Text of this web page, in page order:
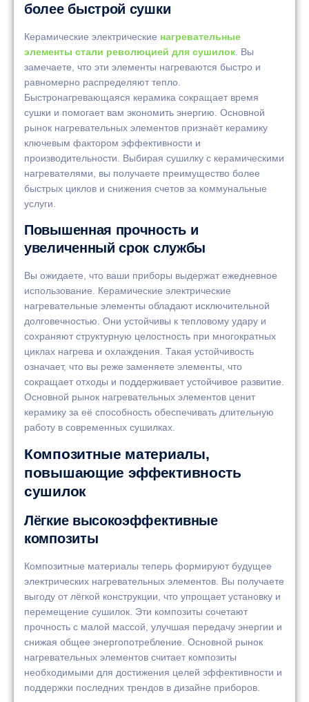
более быстрой сушки
Керамические электрические нагревательные
элементы стали революцией для сушилок . Вы
замечаете, что эти элементы нагреваются быстро и
равномерно распределяют тепло.
Быстронагревающаяся керамика сокращает время
сушки и помогает вам экономить энергию. Основной
рынок нагревательных элементов признаёт керамику
ключевым фактором эффективности и
производительности. Выбирая сушилку с керамическими
нагревателями, вы получаете преимущество более
быстрых циклов и снижения счетов за коммунальные
услуги.
Повышенная прочность и
увеличенный срок службы
Вы ожидаете, что ваши приборы выдержат ежедневное
использование. Керамические электрические
нагревательные элементы обладают исключительной
долговечностью. Они устойчивы к тепловому удару и
сохраняют структурную целостность при многократных
циклах нагрева и охлаждения. Такая устойчивость
означает, что вы реже заменяете элементы, что
сокращает отходы и поддерживает устойчивое развитие.
Основной рынок нагревательных элементов ценит
керамику за её способность обеспечивать длительную
работу в современных сушилках.
Композитные материалы,
повышающие эффективность
сушилок
Лёгкие высокоэффективные
композиты
Композитные материалы теперь формируют будущее
электрических нагревательных элементов. Вы получаете
выгоду от лёгкой конструкции, что упрощает установку и
перемещение сушилок. Эти композиты сочетают
прочность с малой массой, улучшая передачу энергии и
снижая общее энергопотребление. Основной рынок
нагревательных элементов считает композиты
необходимыми для достижения целей эффективности и
поддержки последних трендов в дизайне приборов.